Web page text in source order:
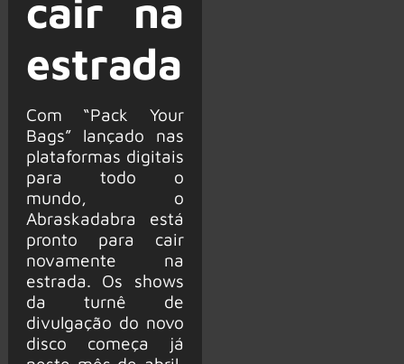
cair na
estrada
Com “Pack Your
Bags” lançado nas
plataformas digitais
para todo o
mundo, o
Abraskadabra está
pronto para cair
novamente na
estrada. Os shows
da turnê de
divulgação do novo
disco começa já